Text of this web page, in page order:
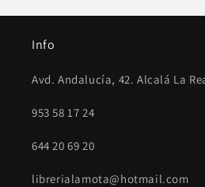
Info
Avd. Andalucía, 42. Alcalá La
953 58 17 24
644 20 69 20
librerialamota@hotmail.com